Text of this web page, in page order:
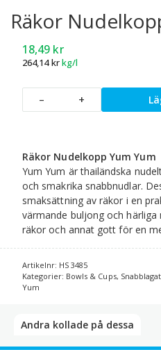
Räkor
18,49 kr
264,14krkg/l
–
Räkor
Nudelkopp
mängd
+
Räkor Nudelkopp Yum Yum
Yum Yum är thailändska
och smakrika snabbnudlar.
smaksättning av räkor i en
värmande buljong och härliga
räkor och annat gott för en
Artikelnr: HS 3485
Kategorier: Bowls & Cups, Snabblagat
Yum
Andra kollade på dessa​